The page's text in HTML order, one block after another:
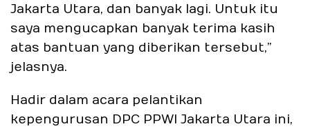
Jakarta Utara, dan banyak lagi. Untuk itu
saya mengucapkan banyak terima kasih
atas bantuan yang diberikan tersebut,”
jelasnya.
Hadir dalam acara pelantikan
kepengurusan DPC PPWI Jakarta Utara ini,